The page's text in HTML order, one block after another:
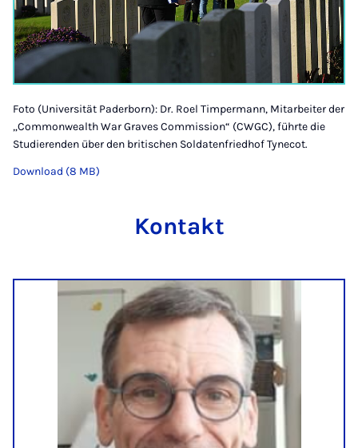
Foto (Universität Paderborn): Dr. Roel Timpermann, Mitarbeiter der
„Commonwealth War Graves Commission“ (CWGC), führte die
Studierenden über den britischen Soldatenfriedhof Tynecot.
Download (8 MB)
Kontakt